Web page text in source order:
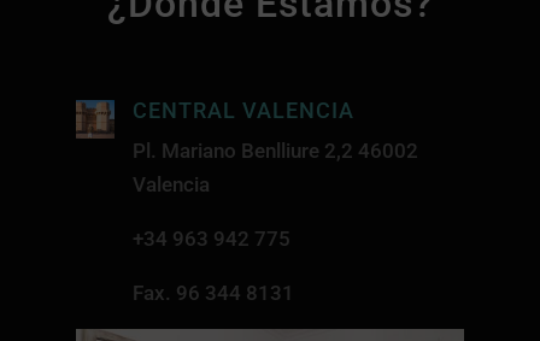
CENTRAL VALENCIA
Pl. Mariano Benlliure 2,2 46002
Valencia
+34 963 942 775
Fax. 96 344 8131